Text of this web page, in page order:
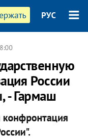
РУС
России
- Гармаш